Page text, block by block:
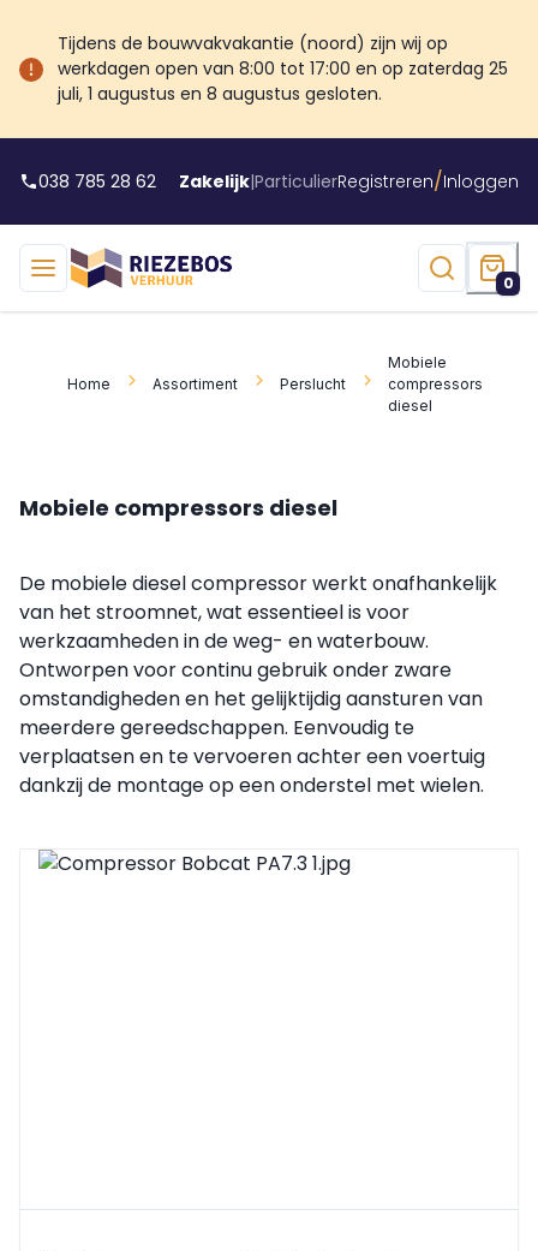
Tijdens de bouwvakvakantie (noord) zijn wij op
werkdagen open van 8:00 tot 17:00 en op zaterdag 25
juli, 1 augustus en 8 augustus gesloten.
038 785 28 62 Zakelijk|ParticulierRegistreren/Inloggen
0
Home Assortiment Perslucht
Mobiele
compressors
diesel
Mobiele compressors diesel
De mobiele diesel compressor werkt onafhankelijk
van het stroomnet, wat essentieel is voor
werkzaamheden in de weg- en waterbouw.
Ontworpen voor continu gebruik onder zware
omstandigheden en het gelijktijdig aansturen van
meerdere gereedschappen. Eenvoudig te
verplaatsen en te vervoeren achter een voertuig
dankzij de montage op een onderstel met wielen.